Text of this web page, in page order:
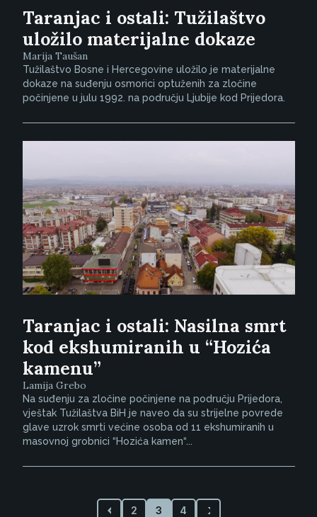
Taranjac i ostali: Tužilaštvo
uložilo materijalne dokaze
Marija Taušan
Tužilaštvo Bosne i Hercegovine uložilo je materijalne
dokaze na suđenju osmorici optuženih za zločine
počinjene u julu 1992. na području Ljubije kod Prijedora.
Taranjac i ostali: Nasilna smrt
kod ekshumiranih u “Hozića
kamenu”
Lamija Grebo
Na suđenju za zločine počinjene na području Prijedora,
vještak Tužilaštva BiH je naveo da su strijelne povrede
glave uzrok smrti većine osoba od 11 ekshumiranih u
masovnoj grobnici “Hozića kamen“...
2 3 4